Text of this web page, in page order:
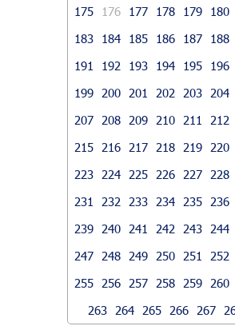
175
176 177 178 179 180
183
184 185 186 187 188
191
192 193 194 195 196
199
200 201 202 203 204
207
208 209 210 211 212
215
216 217 218 219 220
223
224 225 226 227 228
231
232 233 234 235 236
239
240 241 242 243 244
247
248 249 250 251 252
255
256 257 258 259 260
263
264 265 266 267